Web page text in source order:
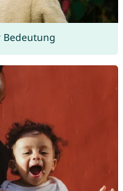
Bedeutung